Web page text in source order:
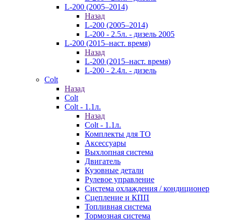
L-200 (2005–2014)
Назад
L-200 (2005–2014)
L-200 - 2.5л. - дизель 2005
L-200 (2015–наст. время)
Назад
L-200 (2015–наст. время)
L-200 - 2.4л. - дизель
Colt
Назад
Colt
Colt - 1.1л.
Назад
Colt - 1.1л.
Комплекты для ТО
Аксессуары
Выхлопная система
Двигатель
Кузовные детали
Рулевое управление
Система охлаждения / кондиционер
Сцепление и КПП
Топливная система
Тормозная система